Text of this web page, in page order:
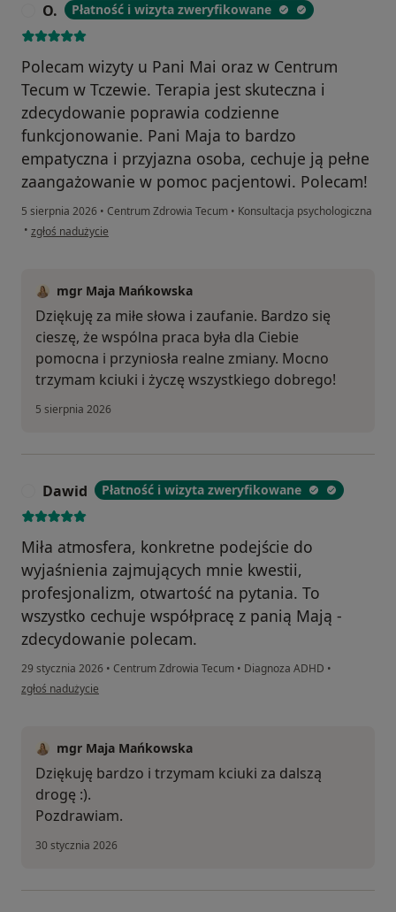
O. Płatność i wizyta zweryfikowane
Polecam wizyty u Pani Mai oraz w Centrum
Tecum w Tczewie. Terapia jest skuteczna i
zdecydowanie poprawia codzienne
funkcjonowanie. Pani Maja to bardzo
empatyczna i przyjazna osoba, cechuje ją pełne
zaangażowanie w pomoc pacjentowi. Polecam!
5 sierpnia 2026 • Centrum Zdrowia Tecum • Konsultacja psychologiczna
• w opinii użytkownika O.
zgłoś nadużycie
mgr Maja Mańkowska
Dziękuję za miłe słowa i zaufanie. Bardzo się
cieszę, że wspólna praca była dla Ciebie
pomocna i przyniosła realne zmiany. Mocno
trzymam kciuki i życzę wszystkiego dobrego!
5 sierpnia 2026
Dawid Płatność i wizyta zweryfikowane
Miła atmosfera, konkretne podejście do
wyjaśnienia zajmujących mnie kwestii,
profesjonalizm, otwartość na pytania. To
wszystko cechuje współpracę z panią Mają -
zdecydowanie polecam.
29 stycznia 2026 • Centrum Zdrowia Tecum • Diagnoza ADHD •
w opinii użytkownika Dawid
zgłoś nadużycie
mgr Maja Mańkowska
Dziękuję bardzo i trzymam kciuki za dalszą
drogę :).
Pozdrawiam.
30 stycznia 2026